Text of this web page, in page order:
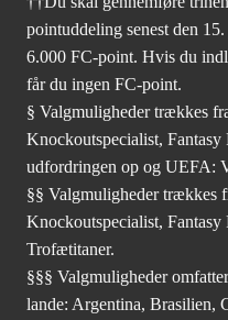
pointuddeling senest den
6.000 FC-point. Hvis du
får du ingen FC-point.
§ Valgmuligheder trækkes
Knockoutspecialist,
udfordringen op og UEFA:
§§ Valgmuligheder trækkes
Knockoutspecialist,
Trofætitaner.
§§§ Valgmuligheder
lande: Argentina, Brasilien,